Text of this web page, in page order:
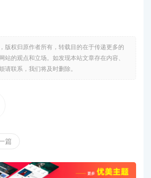
版权归原作者所有，转载目的在于传递更多的
站的观点和立场。如发现本站文章存在内容、
请联系，我们将及时删除。
篇